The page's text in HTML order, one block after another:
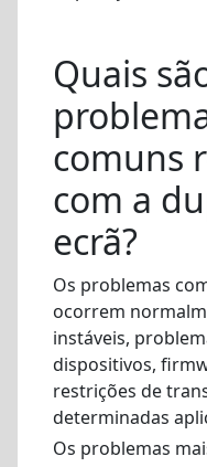
Quais
comuns
com a
ecrã?
Os problemas
ocorrem
instáveis,
dispositivos,
restrições de
determinadas
Os problemas